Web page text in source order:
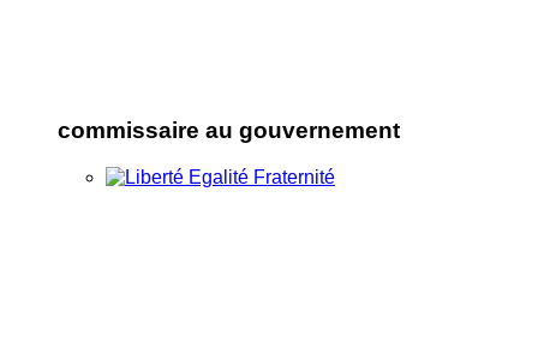
commissaire au gouvernement